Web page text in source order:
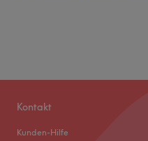
Kontakt
Kunden-Hilfe